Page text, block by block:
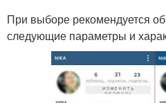
При выборе рекомендуется
следующие параметры и